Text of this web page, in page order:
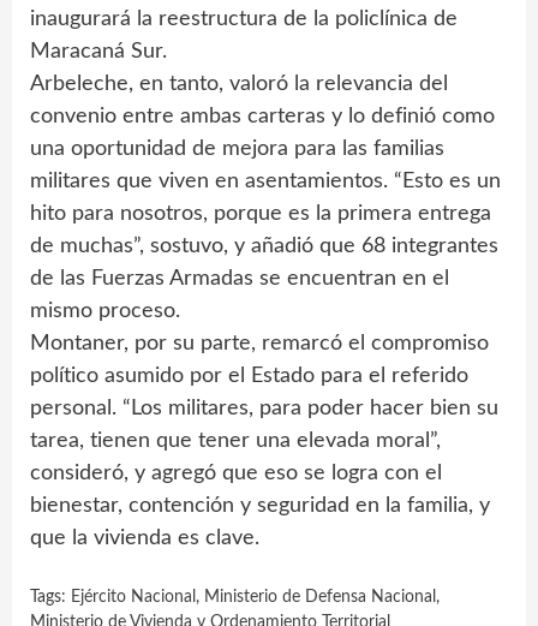
inaugurará la reestructura de la policlínica de
Maracaná Sur.
Arbeleche, en tanto, valoró la relevancia del
convenio entre ambas carteras y lo definió como
una oportunidad de mejora para las familias
militares que viven en asentamientos. “Esto es un
hito para nosotros, porque es la primera entrega
de muchas”, sostuvo, y añadió que 68 integrantes
de las Fuerzas Armadas se encuentran en el
mismo proceso.
Montaner, por su parte, remarcó el compromiso
político asumido por el Estado para el referido
personal. “Los militares, para poder hacer bien su
tarea, tienen que tener una elevada moral”,
consideró, y agregó que eso se logra con el
bienestar, contención y seguridad en la familia, y
que la vivienda es clave.
Tags: Ejército Nacional , Ministerio de Defensa Nacional ,
Ministerio de Vivienda y Ordenamiento Territorial